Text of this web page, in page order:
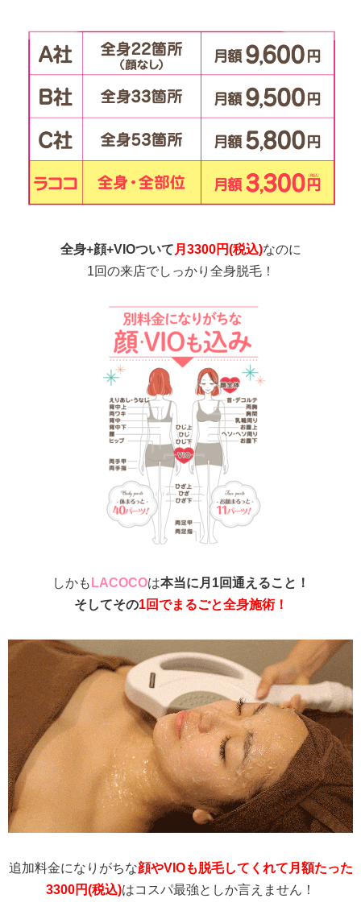
全身+顔+VIOついて 月3300円(税込)なのに
1回の来店でしっかり全身脱毛！
しかも LACOCOは本当に月1回通えること！
そしてその1回でまるごと全身施術！
追加料金になりがちな顔やVIOも脱毛してくれて月額たった
3300円(税込)はコスパ最強としか言えません！